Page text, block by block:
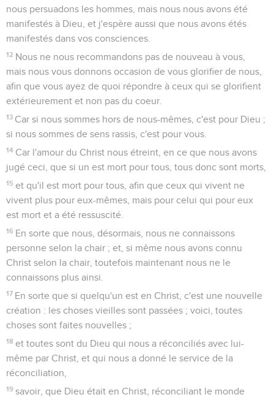
nous persuadons les hommes, mais nous nous avons été
manifestés à Dieu, et j'espère aussi que nous avons étés
manifestés dans vos consciences.
12 Nous ne nous recommandons pas de nouveau à vous,
mais nous vous donnons occasion de vous glorifier de nous,
afin que vous ayez de quoi répondre à ceux qui se glorifient
extérieurement et non pas du coeur.
13 Car si nous sommes hors de nous-mêmes, c'est pour Dieu ;
si nous sommes de sens rassis, c'est pour vous.
14 Car l'amour du Christ nous étreint, en ce que nous avons
jugé ceci, que si un est mort pour tous, tous donc sont morts,
15 et qu'il est mort pour tous, afin que ceux qui vivent ne
vivent plus pour eux-mêmes, mais pour celui qui pour eux
est mort et a été ressuscité.
16 En sorte que nous, désormais, nous ne connaissons
personne selon la chair ; et, si même nous avons connu
Christ selon la chair, toutefois maintenant nous ne le
connaissons plus ainsi.
17 En sorte que si quelqu'un est en Christ, c'est une nouvelle
création : les choses vieilles sont passées ; voici, toutes
choses sont faites nouvelles ;
18 et toutes sont du Dieu qui nous a réconciliés avec lui-
même par Christ, et qui nous a donné le service de la
réconciliation,
19 savoir, que Dieu était en Christ, réconciliant le monde